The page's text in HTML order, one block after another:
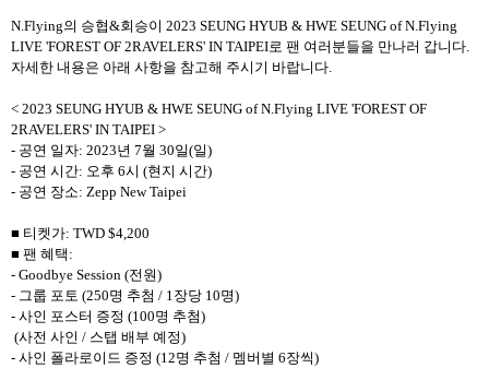
N.Flying의 승협&회승이 2023 SEUNG HYUB & HWE SEUNG of N.Flying
LIVE 'FOREST OF 2RAVELERS' IN TAIPEI로 팬 여러분들을 만나러 갑니다.
자세한 내용은 아래 사항을 참고해 주시기 바랍니다.
< 2023 SEUNG HYUB & HWE SEUNG of N.Flying LIVE 'FOREST OF
2RAVELERS' IN TAIPEI >
- 공연 일자: 2023년 7월 30일(일)
- 공연 시간: 오후 6시 (현지 시간)
- 공연 장소: Zepp New Taipei
■ 티켓가: TWD $4,200
■ 팬 혜택 :
- Goodbye Session (전원)
- 그룹 포토 (250명 추첨 / 1장당 10명)
- 사인 포스터 증정 (100명 추첨)
(사전 사인 / 스탭 배부 예정)
- 사인 폴라로이드 증정 (12명 추첨 / 멤버별 6장씩)